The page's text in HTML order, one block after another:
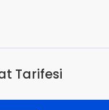
Tarifesi